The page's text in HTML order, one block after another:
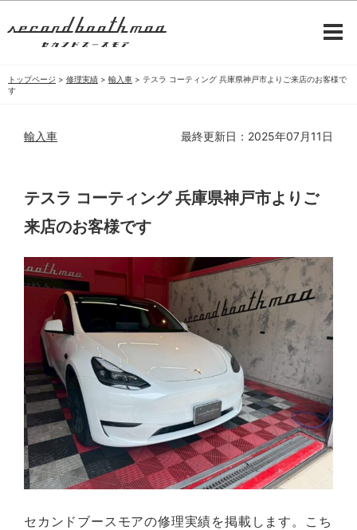
トップページ > 修理実績 > 輸入車 > テスラ コーティング 兵庫県神戸市よりご来店のお客様で
す
輸入車 最終更新日：2025年07月11日
テスラ コーティング 兵庫県神戸市よりご
来店のお客様です
セカンドブースモアの修理実績を掲載します。こち